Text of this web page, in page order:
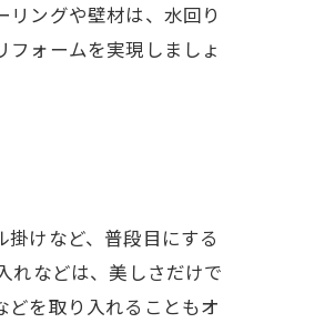
ングや壁材は、水回り
ォームを実現しましょ
けなど、普段目にする
れなどは、美しさだけで
を取り入れることもオ